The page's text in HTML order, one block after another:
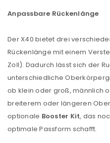
Anpassbare Rückenlänge
Der X40 bietet drei
Rückenlänge mit einem
Zoll). Dadurch lässt sich der
unterschiedliche
ob klein oder groß, männlich
breiterem oder längeren
optionale Booster Kit, das
optimale Passform schafft.